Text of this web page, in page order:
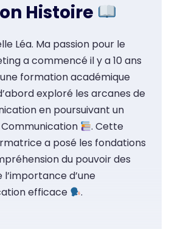
Histoire
Léa. Ma passion pour le
a commencé il y a 10 ans
formation académique
exploré les arcanes de
en poursuivant un
. Cette
a posé les fondations
du pouvoir des
d’une
efficace
.